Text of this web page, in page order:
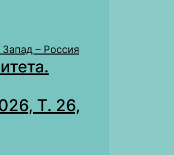
– Россия
Т. 26,